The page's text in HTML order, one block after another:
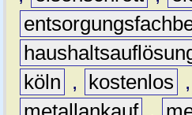
köln
, kostenlos ,